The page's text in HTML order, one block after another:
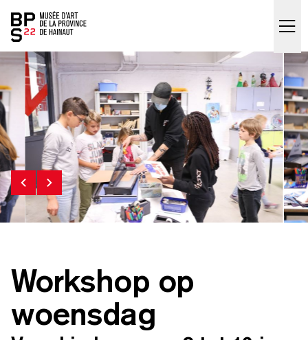
skip_to_content
Accueil
Workshop op
woensdag